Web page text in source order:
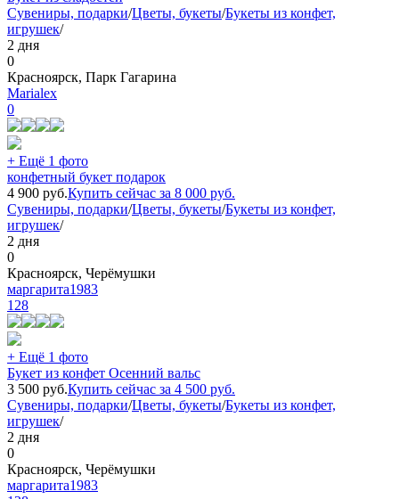
Сувениры, подарки/Цветы, букеты/Букеты из конфет,
игрушек/
2 дня
0
Красноярск, Парк Гагарина
Marialex
0
+ Ещё 1 фото
конфетный букет подарок
4 900 руб.Купить сейчас за 8 000 руб.
Сувениры, подарки/Цветы, букеты/Букеты из конфет,
игрушек/
2 дня
0
Красноярск, Черёмушки
маргарита1983
128
+ Ещё 1 фото
Букет из конфет Осенний вальс
3 500 руб.Купить сейчас за 4 500 руб.
Сувениры, подарки/Цветы, букеты/Букеты из конфет,
игрушек/
2 дня
0
Красноярск, Черёмушки
маргарита1983